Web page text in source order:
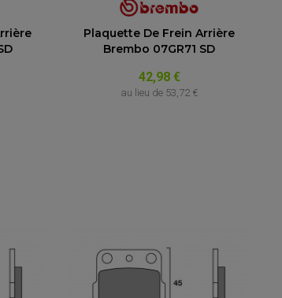
Plaquette De Frein Arrière
Brembo 07GR71 SD
42,98 €
au lieu de 53,72 €